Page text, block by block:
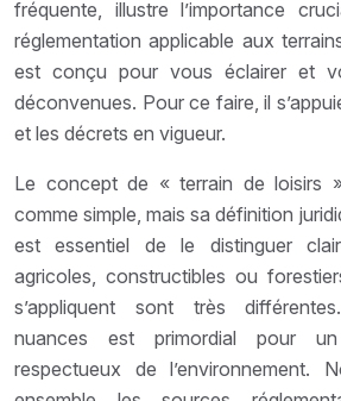
fréquente, illustre l’importance
réglementation applicable aux
est conçu pour vous éclairer et
déconvenues. Pour ce faire, il
et les décrets en vigueur.
Le concept de « terrain de loisirs
comme simple, mais sa définition
est essentiel de le distinguer
agricoles, constructibles ou
s’appliquent sont très
nuances est primordial pour
respectueux de l’environnement.